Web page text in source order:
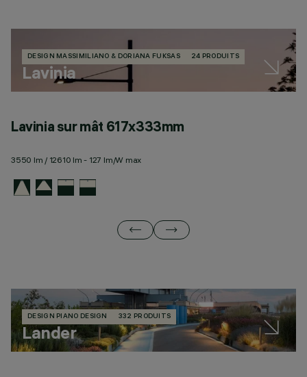
DESIGN MASSIMILIANO & DORIANA FUKSAS 24 PRODUITS
Lavinia
Lavinia sur mât 617x333mm
3550 lm / 12610 lm - 127 lm/W max
DESIGN PIANO DESIGN 332 PRODUITS
Lander